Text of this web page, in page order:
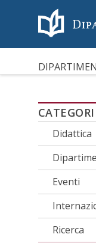
Menù
to main menu
to content
Didattica
Eventi
Ricerca